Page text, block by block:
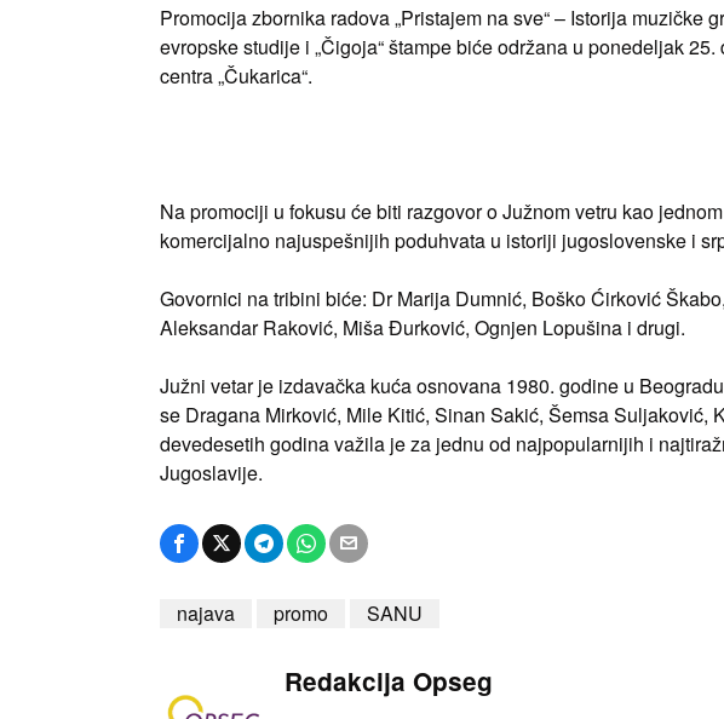
Promocija zbornika radova „Pristajem na sve“ – Istorija muzičke
evropske studije i „Čigoja“ štampe biće održana u ponedeljak
centra „Čukarica“.
Na promociji u fokusu će biti razgovor o Južnom vetru kao
komercijalno najuspešnijih poduhvata u istoriji jugoslovenske i
Govornici na tribini biće: Dr Marija Dumnić, Boško Ćirković
Aleksandar Raković, Miša Đurković, Ognjen Lopušina i drugi.
​Južni vetar je izdavačka kuća osnovana 1980. godine u
se Dragana Mirković, Mile Kitić, Sinan Sakić, Šemsa Suljaković,
devedesetih godina važila je za jednu od najpopularnijih i
Jugoslavije.
najava promo SANU
Redakcija Opseg